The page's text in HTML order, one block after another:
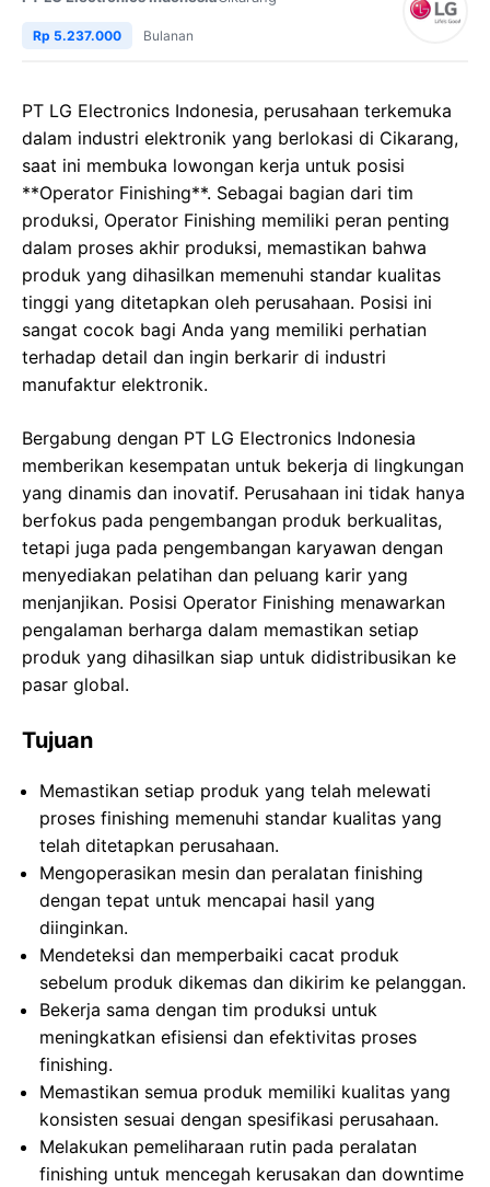
Rp 5.237.000 Bulanan
PT LG Electronics Indonesia, perusahaan terkemuka
dalam industri elektronik yang berlokasi di Cikarang,
saat ini membuka lowongan kerja untuk posisi
**Operator Finishing**. Sebagai bagian dari tim
produksi, Operator Finishing memiliki peran penting
dalam proses akhir produksi, memastikan bahwa
produk yang dihasilkan memenuhi standar kualitas
tinggi yang ditetapkan oleh perusahaan. Posisi ini
sangat cocok bagi Anda yang memiliki perhatian
terhadap detail dan ingin berkarir di industri
manufaktur elektronik.
Bergabung dengan PT LG Electronics Indonesia
memberikan kesempatan untuk bekerja di lingkungan
yang dinamis dan inovatif. Perusahaan ini tidak hanya
berfokus pada pengembangan produk berkualitas,
tetapi juga pada pengembangan karyawan dengan
menyediakan pelatihan dan peluang karir yang
menjanjikan. Posisi Operator Finishing menawarkan
pengalaman berharga dalam memastikan setiap
produk yang dihasilkan siap untuk didistribusikan ke
pasar global.
Tujuan
Memastikan setiap produk yang telah melewati
proses finishing memenuhi standar kualitas yang
telah ditetapkan perusahaan.
Mengoperasikan mesin dan peralatan finishing
dengan tepat untuk mencapai hasil yang
diinginkan.
Mendeteksi dan memperbaiki cacat produk
sebelum produk dikemas dan dikirim ke pelanggan.
Bekerja sama dengan tim produksi untuk
meningkatkan efisiensi dan efektivitas proses
finishing.
Memastikan semua produk memiliki kualitas yang
konsisten sesuai dengan spesifikasi perusahaan.
Melakukan pemeliharaan rutin pada peralatan
finishing untuk mencegah kerusakan dan downtime